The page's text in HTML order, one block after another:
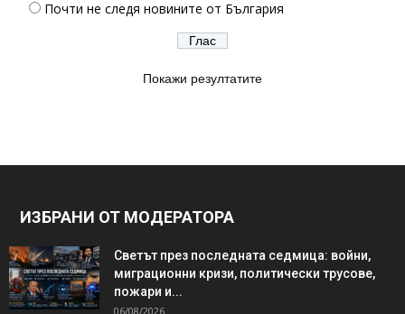
Почти не следя новините от България
Покажи резултатите
ИЗБРАНИ ОТ МОДЕРАТОРА
Светът през последната седмица: войни,
миграционни кризи, политически трусове,
пожари и...
06/08/2026